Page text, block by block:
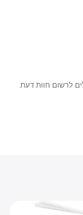
לרשום חוות דעת.